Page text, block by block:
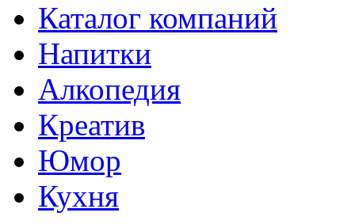
Каталог компаний
Напитки
Алкопедия
Креатив
Юмор
Кухня